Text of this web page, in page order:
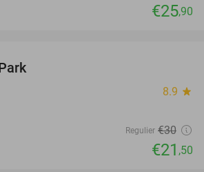
€25,90
8.9 star
Regulier €30
€21 ,50